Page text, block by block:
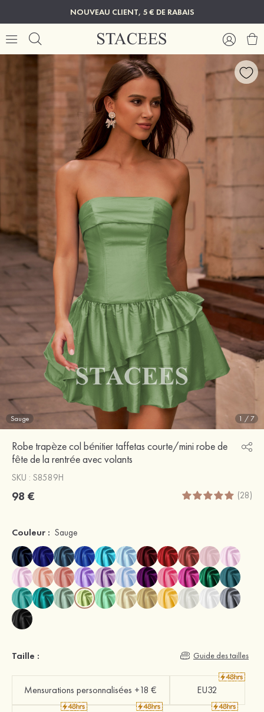
NOUVEAU CLIENT, 5 € DE RABAIS
Sauge 1 /7
Robe trapèze col bénitier taffetas courte/mini robe de
fête de la rentrée avec volants
SKU : S8589H
98 € (28)
Couleur : Sauge
Taille : Guide des tailles
Mensurations personnalisées +18 € EU32